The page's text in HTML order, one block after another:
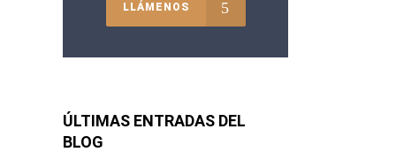
LLÁMENOS
ÚLTIMAS ENTRADAS DEL
BLOG